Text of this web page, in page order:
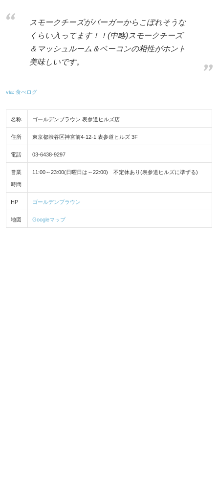
スモークチーズがバーガーからこぼれそうな
くらい入ってます！！(中略)スモークチーズ
＆マッシュルーム＆ベーコンの相性がホント
美味しいです。
via: 食べログ
名称 ゴールデンブラウン 表参道ヒルズ店
住所 東京都渋谷区神宮前4-12-1 表参道ヒルズ 3F
電話 03-6438-9297
営業
時間
11:00～23:00(日曜日は～22:00) 不定休あり(表参道ヒルズに準ずる)
HP ゴールデンブラウン
地図 Googleマップ